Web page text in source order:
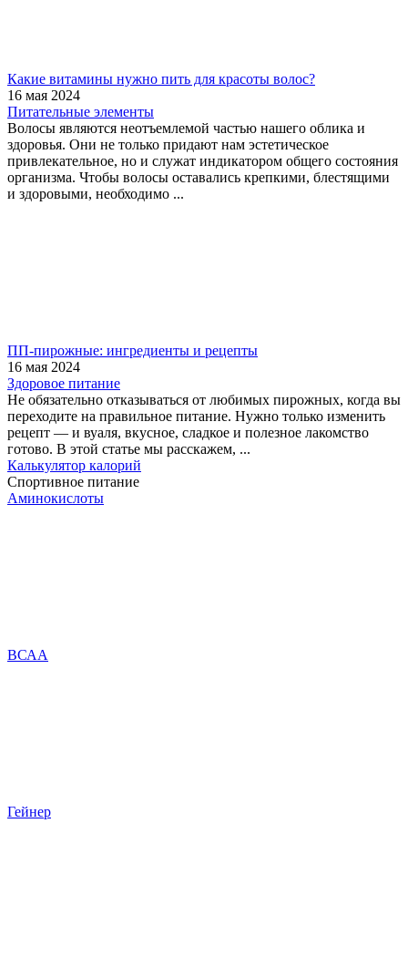
Какие витамины нужно пить для красоты волос?
16 мая 2024
Питательные элементы
Волосы являются неотъемлемой частью нашего облика и
здоровья. Они не только придают нам эстетическое
привлекательное, но и служат индикатором общего состояния
организма. Чтобы волосы оставались крепкими, блестящими
и здоровыми, необходимо ...
ПП-пирожные: ингредиенты и рецепты
16 мая 2024
Здоровое питание
Не обязательно отказываться от любимых пирожных, когда вы
переходите на правильное питание. Нужно только изменить
рецепт — и вуаля, вкусное, сладкое и полезное лакомство
готово. В этой статье мы расскажем, ...
Калькулятор калорий
Спортивное питание
Аминокислоты
ВСАА
Гейнер